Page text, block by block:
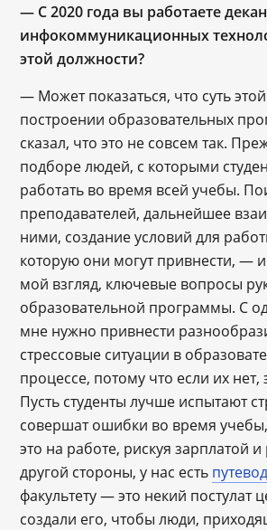
— С 2020 года вы работаете
инфокоммуникационных
этой должности?
— Может показаться, что суть
построении образовательных
сказал, что это не совсем так.
подборе людей, с которыми
работать во время всей учебы.
преподавателей, дальнейшее
ними, создание условий для
которую они могут привнести, —
мой взгляд, ключевые вопросы
образовательной программы. С
мне нужно привнести
стрессовые ситуации в
процессе, потому что если их нет,
Пусть студенты лучше испытают
совершат ошибки во время
это на работе, рискуя зарплатой
другой стороны, у нас есть
факультету — это некий постулат
создали его, чтобы люди,